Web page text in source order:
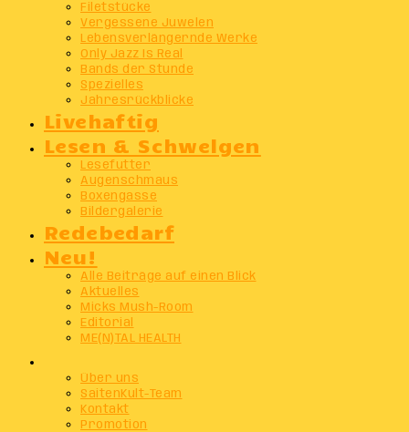
Filetstücke
Vergessene Juwelen
Lebensverlängernde Werke
Only Jazz Is Real
Bands der Stunde
Spezielles
Jahresrückblicke
Livehaftig
Lesen & Schwelgen
Lesefutter
Augenschmaus
Boxengasse
Bildergalerie
Redebedarf
Neu!
Alle Beiträge auf einen Blick
Aktuelles
Micks Mush-Room
Editorial
ME(N)TAL HEALTH
Über uns
SaitenKult-Team
Kontakt
Promotion